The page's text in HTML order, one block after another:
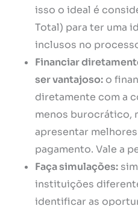
isso o ideal é
Total) para ter uma
inclusos no
Financiar
ser vantajoso: o
diretamente com a
menos burocrático,
apresentar
pagamento. Vale a
Faça simulações:
instituições
identificar as